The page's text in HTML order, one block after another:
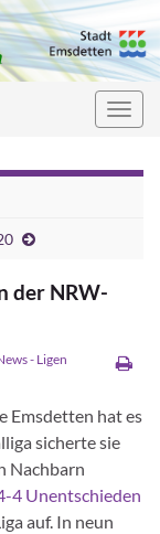
der NRW-
- Ligen
Emsdetten hat es
sicherte sie
Nachbarn
4 Unentschieden
auf. In neun